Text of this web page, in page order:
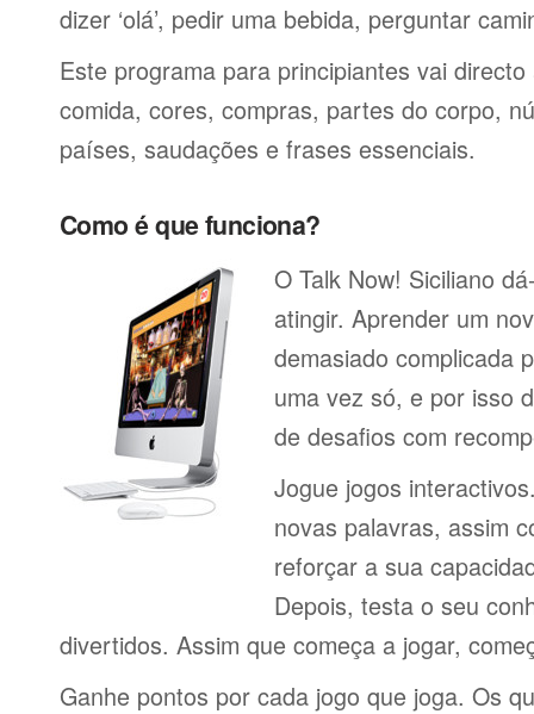
dizer ‘olá’, pedir uma bebida, perguntar
Este programa para principiantes vai
comida, cores, compras, partes do corpo,
países, saudações e frases essenciais.
Como é que funciona?
O Talk Now! Siciliano
atingir. Aprender um
demasiado complicada
uma vez só, e por isso
de desafios com
Jogue jogos
novas palavras, assim
reforçar a sua
Depois, testa o seu
divertidos. Assim que começa a jogar,
Ganhe pontos por cada jogo que joga. Os